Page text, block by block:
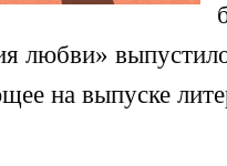
любви»
на выпуске